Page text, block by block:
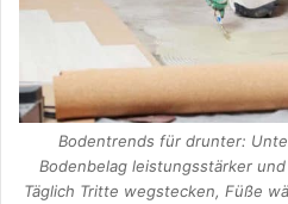
Bodentrends für drunter:
Bodenbelag leistungsstärker
Täglich Tritte wegstecken, Füße